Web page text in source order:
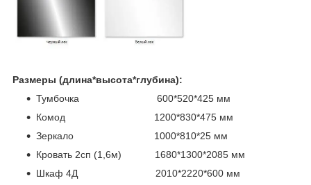
Размеры (длина*высота*глубина):
Тумбочка 600*520*425 мм
Комод 1200*830*475 мм
Зеркало 1000*810*25 мм
Кровать 2сп (1,6м) 1680*1300*2085 мм
Шкаф 4Д 2010*2220*600 мм